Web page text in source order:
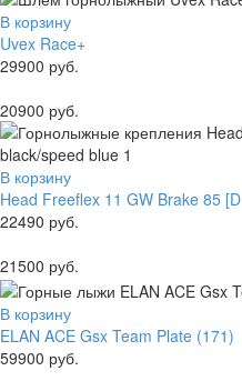
В корзину
Uvex Race+
29900 руб.
20900 руб.
В корзину
Head Freeflex 11 GW Brake 85 [D
22490 руб.
21500 руб.
В корзину
ELAN ACE Gsx Team Plate (171)
59900 руб.